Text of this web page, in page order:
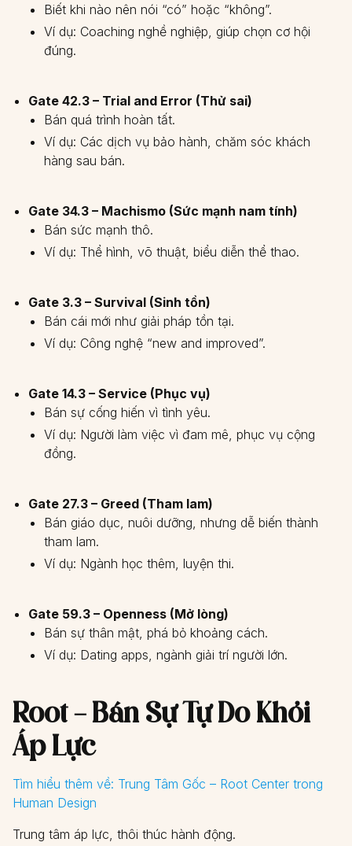
Biết khi nào nên nói “có” hoặc “không”.
Ví dụ: Coaching nghề nghiệp, giúp chọn cơ hội
đúng.
Gate 42.3 – Trial and Error (Thử sai)
Bán quá trình hoàn tất.
Ví dụ: Các dịch vụ bảo hành, chăm sóc khách
hàng sau bán.
Gate 34.3 – Machismo (Sức mạnh nam tính)
Bán sức mạnh thô.
Ví dụ: Thể hình, võ thuật, biểu diễn thể thao.
Gate 3.3 – Survival (Sinh tồn)
Bán cái mới như giải pháp tồn tại.
Ví dụ: Công nghệ “new and improved”.
Gate 14.3 – Service (Phục vụ)
Bán sự cống hiến vì tình yêu.
Ví dụ: Người làm việc vì đam mê, phục vụ cộng
đồng.
Gate 27.3 – Greed (Tham lam)
Bán giáo dục, nuôi dưỡng, nhưng dễ biến thành
tham lam.
Ví dụ: Ngành học thêm, luyện thi.
Gate 59.3 – Openness (Mở lòng)
Bán sự thân mật, phá bỏ khoảng cách.
Ví dụ: Dating apps, ngành giải trí người lớn.
Root – Bán Sự Tự Do Khỏi
Áp Lực
Tìm hiểu thêm về: Trung Tâm Gốc – Root Center trong
Human Design
Trung tâm áp lực, thôi thúc hành động.